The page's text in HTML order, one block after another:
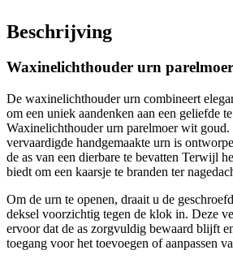
Beschrijving
Waxinelichthouder urn
De waxinelichthouder urn combineert
om een uniek aandenken aan een geliefde
Waxinelichthouder urn parelmoer wit goud.
vervaardigde handgemaakte urn is
de as van een dierbare te bevatten Terwijl
biedt om een kaarsje te branden ter
Om de urn te openen, draait u de
deksel voorzichtig tegen de klok in. Deze
ervoor dat de as zorgvuldig bewaard blijft
toegang voor het toevoegen of aanpassen